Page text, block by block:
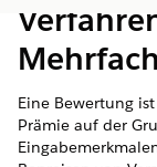
Eine Bewertung
Prämie auf der